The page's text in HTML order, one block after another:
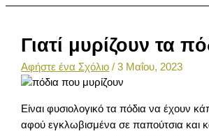
Γιατί μυρίζουν τα
Αφήστε ένα Σχόλιο /3 Μαΐου, 2023
Είναι φυσιολογικό τα πόδια να έχουν
αφού εγκλωβισμένα σε παπούτσια και